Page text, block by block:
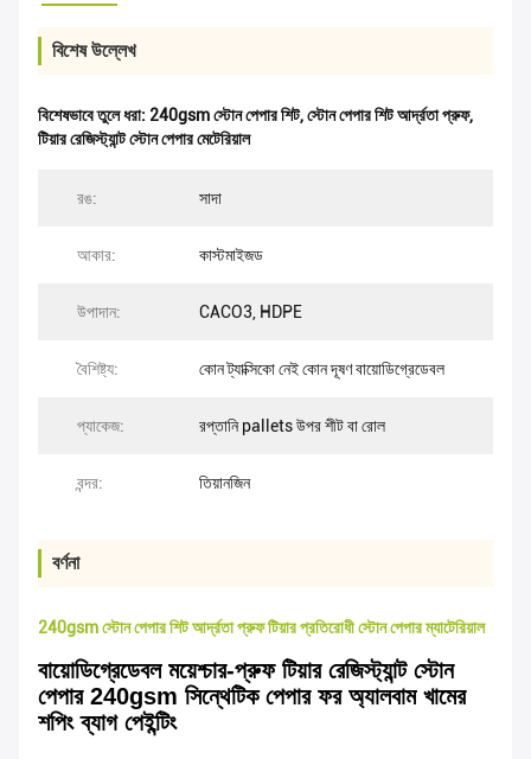
বিশেষ উল্লেখ
বিশেষভাবে তুলে ধরা: 240gsm স্টোন পেপার শিট,স্টোন পেপার শিট আর্দ্রতা প্রুফ,
টিয়ার রেজিস্ট্যান্ট স্টোন পেপার মেটেরিয়াল
রঙ: সাদা
আকার: কাস্টমাইজড
উপাদান: CACO3, HDPE
বৈশিষ্ট্য: কোন ট্যাক্সিকো নেই কোন দূষণ বায়োডিগ্রেডেবল
প্যাকেজ: রপ্তানি pallets উপর শীট বা রোল
বন্দর: তিয়ানজিন
বর্ণনা
240gsm স্টোন পেপার শিট আর্দ্রতা প্রুফ টিয়ার প্রতিরোধী স্টোন পেপার ম্যাটেরিয়াল
বায়োডিগ্রেডেবল ময়েশ্চার-প্রুফ টিয়ার রেজিস্ট্যান্ট স্টোন
পেপার 240gsm সিন্থেটিক পেপার ফর অ্যালবাম খামের
শপিং ব্যাগ পেইন্টিং